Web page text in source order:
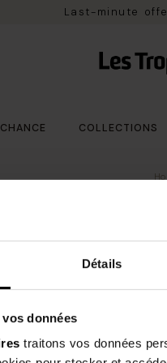
Détails
données
traitons vos données
Last-minute
COLLECTIONS